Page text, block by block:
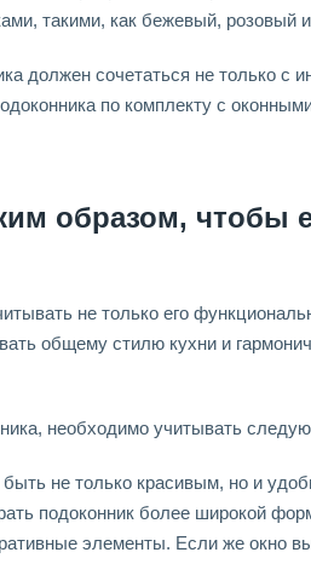
такими, как бежевый, розовый
должен сочетаться не только с
по комплекту с
образом, чтобы
не только его
общему стилю кухни и
необходимо учитывать
не только красивым, но и
подоконник более широкой
элементы. Если же окно